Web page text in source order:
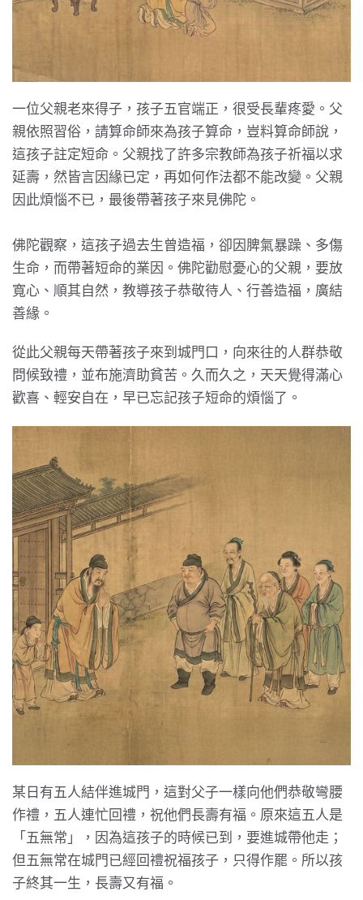
一位父親老來得子，孩子五官端正，很受長輩疼愛。父
親依照習俗，請算命師來為孩子算命，豈料算命師說，
這孩子註定短命。父親找了許多宗教師為孩子祈福以求
延壽，然皆言因緣已定，再如何作法都不能改變。父親
因此煩惱不已，最後帶著孩子來見佛陀。
佛陀觀察，這孩子過去生曾造福，卻因脾氣暴躁、多傷
生命，而帶著短命的業因。佛陀勸慰憂心的父親，要放
寬心、順其自然，教導孩子恭敬待人、行善造福，廣結
善緣。
從此父親每天帶著孩子來到城門口，向來往的人群恭敬
問候致禮，並布施濟助貧苦。久而久之，天天覺得滿心
歡喜、輕安自在，早已忘記孩子短命的煩惱了。
某日有五人結伴進城門，這對父子一樣向他們恭敬彎腰
作禮，五人連忙回禮，祝他們長壽有福。原來這五人是
「五無常」，因為這孩子的時候已到，要進城帶他走；
但五無常在城門已經回禮祝福孩子，只得作罷。所以孩
子終其一生，長壽又有福。